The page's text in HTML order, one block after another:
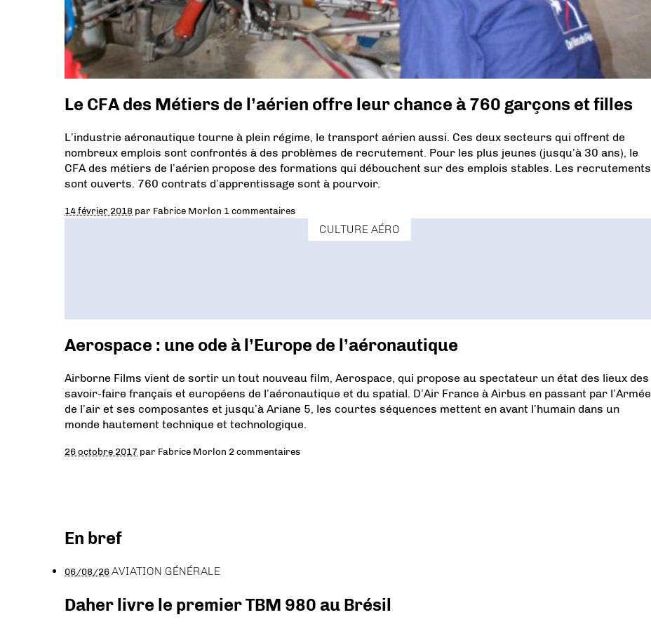
Le CFA des Métiers de l’aérien offre leur chance à 760 garçons et filles
L’industrie aéronautique tourne à plein régime, le transport aérien aussi. Ces deux secteurs qui offrent de
nombreux emplois sont confrontés à des problèmes de recrutement. Pour les plus jeunes (jusqu’à 30 ans), le
CFA des métiers de l’aérien propose des formations qui débouchent sur des emplois stables. Les recrutements
sont ouverts. 760 contrats d’apprentissage sont à pourvoir.
14 février 2018 par Fabrice Morlon 1 commentaires
CULTURE AÉRO
Aerospace : une ode à l’Europe de l’aéronautique
Airborne Films vient de sortir un tout nouveau film, Aerospace, qui propose au spectateur un état des lieux des
savoir-faire français et européens de l’aéronautique et du spatial. D’Air France à Airbus en passant par l’Armée
de l’air et ses composantes et jusqu’à Ariane 5, les courtes séquences mettent en avant l’humain dans un
monde hautement technique et technologique.
26 octobre 2017 par Fabrice Morlon 2 commentaires
En bref
06/08/26AVIATION GÉNÉRALE
Daher livre le premier TBM 980 au Brésil